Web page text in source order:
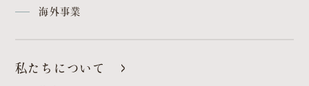
海外事業
私たちについて